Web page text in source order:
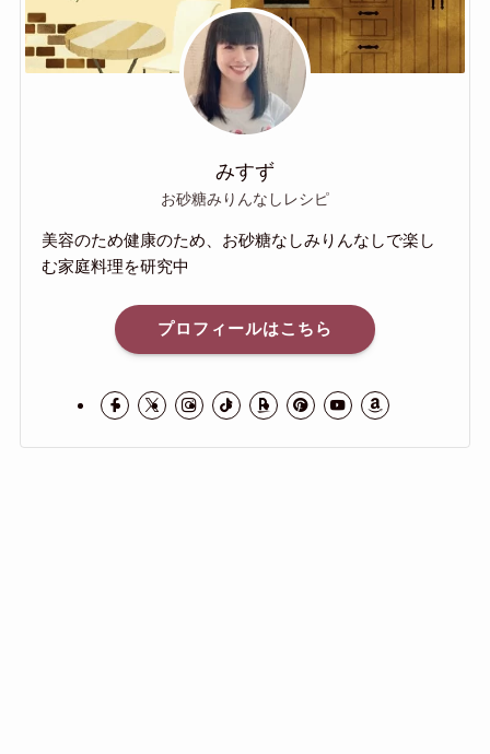
みすず
お砂糖みりんなしレシピ
美容のため健康のため、お砂糖なしみりんなしで楽し
む家庭料理を研究中
プロフィールはこちら